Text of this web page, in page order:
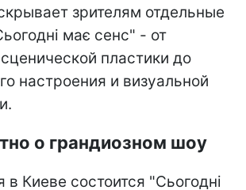
зрителям отдельные
має сенс" - от
пластики до
настроения и визуальной
о грандиозном шоу
Киеве состоится "Сьогодні